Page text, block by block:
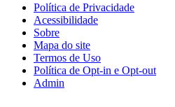
Política de Privacidade
Acessibilidade
Sobre
Mapa do site
Termos de Uso
Política de Opt-in e Opt-out
Admin